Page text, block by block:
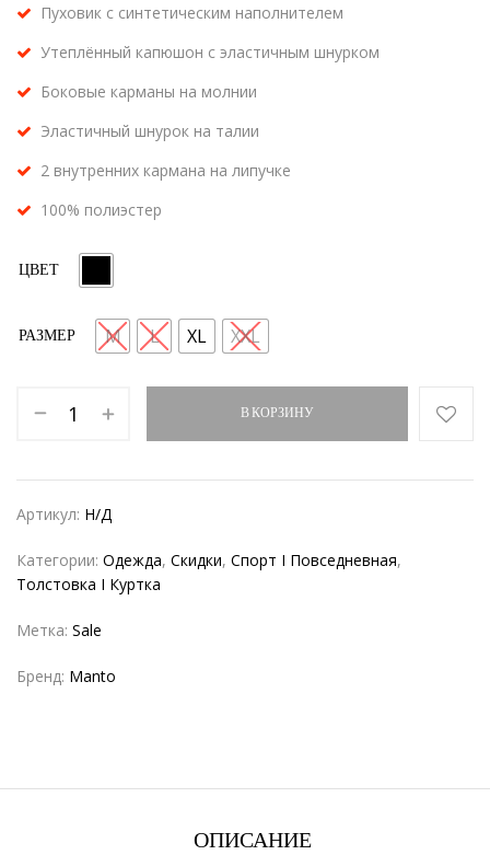
Пуховик с синтетическим наполнителем
Утеплённый капюшон с эластичным шнурком
Боковые карманы на молнии
Эластичный шнурок на талии
2 внутренних кармана на липучке
100% полиэстер
ЦВЕТ
РАЗМЕР M L XL XXL
В КОРЗИНУ
Артикул: Н/Д
Категории: Одежда, Скидки, Спорт I Повседневная,
Толстовка I Куртка
Метка: Sale
Бренд: Manto
ОПИСАНИЕ